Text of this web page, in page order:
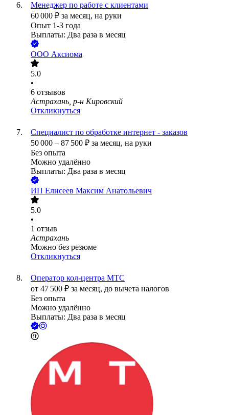
Менеджер по работе с клиентами
60 000 ₽ за месяц, на руки
Опыт 1-3 года
Выплаты: Два раза в месяц
ООО Аксиома
5.0
•
6 отзывов
Астрахань, р-н Кировский
Откликнуться
Специалист по обработке интернет - заказов
50 000 – 87 500 ₽ за месяц, на руки
Без опыта
Можно удалённо
Выплаты: Два раза в месяц
ИП Елисеев Максим Анатольевич
5.0
•
1 отзыв
Астрахань
Можно без резюме
Откликнуться
Оператор кол-центра МТС
от 47 500 ₽ за месяц, до вычета налогов
Без опыта
Можно удалённо
Выплаты: Два раза в месяц